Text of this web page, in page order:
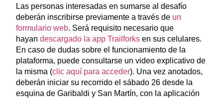
Las personas interesadas en sumarse al desafío
deberán inscribirse previamente a través de un
formulario web. Será requisito necesario que
hayan descargado la app Trailforksen sus celulares.
En caso de dudas sobre el funcionamiento de la
plataforma, puede consultarse un video explicativo de
la misma (clic aquí para acceder). Una vez anotados,
deberán iniciar su recorrido el sábado 26 desde la
esquina de Garibaldi y San Martín, con la aplicación